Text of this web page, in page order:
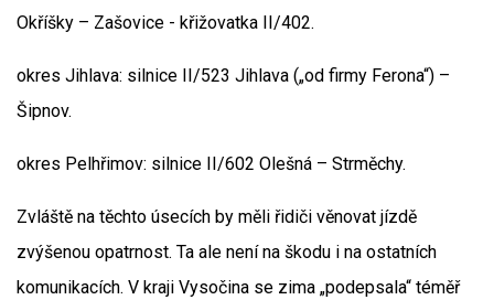
Okříšky – Zašovice - křižovatka II/402.
okres Jihlava: silnice II/523 Jihlava („od firmy Ferona“) –
Šipnov.
okres Pelhřimov: silnice II/602 Olešná – Strměchy.
Zvláště na těchto úsecích by měli řidiči věnovat jízdě
zvýšenou opatrnost. Ta ale není na škodu i na ostatních
komunikacích. V kraji Vysočina se zima „podepsala“ téměř